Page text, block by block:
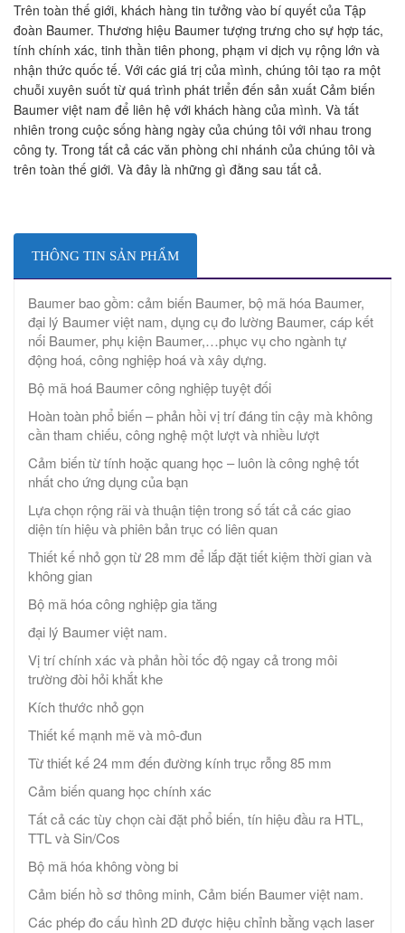
Trên toàn thế giới, khách hàng tin tưởng vào bí quyết của Tập
đoàn Baumer. Thương hiệu Baumer tượng trưng cho sự hợp tác,
tính chính xác, tinh thần tiên phong, phạm vi dịch vụ rộng lớn và
nhận thức quốc tế. Với các giá trị của mình, chúng tôi tạo ra một
chuỗi xuyên suốt từ quá trình phát triển đến sản xuất Cảm biến
Baumer việt nam để liên hệ với khách hàng của mình. Và tất
nhiên trong cuộc sống hàng ngày của chúng tôi với nhau trong
công ty. Trong tất cả các văn phòng chi nhánh của chúng tôi và
trên toàn thế giới. Và đây là những gì đằng sau tất cả.
THÔNG TIN SẢN PHẨM
Baumer bao gồm: cảm biến Baumer, bộ mã hóa Baumer,
đại lý Baumer việt nam, dụng cụ đo lường Baumer, cáp kết
nối Baumer, phụ kiện Baumer,…phục vụ cho ngành tự
động hoá, công nghiệp hoá và xây dựng.
Bộ mã hoá Baumer công nghiệp tuyệt đối
Hoàn toàn phổ biến – phản hồi vị trí đáng tin cậy mà không
cần tham chiếu, công nghệ một lượt và nhiều lượt
Cảm biến từ tính hoặc quang học – luôn là công nghệ tốt
nhất cho ứng dụng của bạn
Lựa chọn rộng rãi và thuận tiện trong số tất cả các giao
diện tín hiệu và phiên bản trục có liên quan
Thiết kế nhỏ gọn từ 28 mm để lắp đặt tiết kiệm thời gian và
không gian
Bộ mã hóa công nghiệp gia tăng
đại lý Baumer việt nam.
Vị trí chính xác và phản hồi tốc độ ngay cả trong môi
trường đòi hỏi khắt khe
Kích thước nhỏ gọn
Thiết kế mạnh mẽ và mô-đun
Từ thiết kế 24 mm đến đường kính trục rỗng 85 mm
Cảm biến quang học chính xác
Tất cả các tùy chọn cài đặt phổ biến, tín hiệu đầu ra HTL,
TTL và Sin/Cos
Bộ mã hóa không vòng bi
Cảm biến hồ sơ thông minh, Cảm biến Baumer việt nam.
Các phép đo cấu hình 2D được hiệu chỉnh bằng vạch laser